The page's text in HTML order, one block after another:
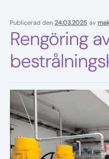
Publicerad den24.03.2025 av
Rengöring